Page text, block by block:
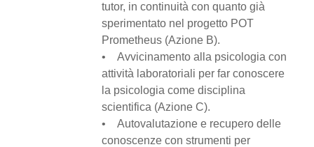
tutor, in continuità con quanto già
sperimentato nel progetto POT
Prometheus (Azione B).
• Avvicinamento alla psicologia con
attività laboratoriali per far conoscere
la psicologia come disciplina
scientifica (Azione C).
• Autovalutazione e recupero delle
conoscenze con strumenti per